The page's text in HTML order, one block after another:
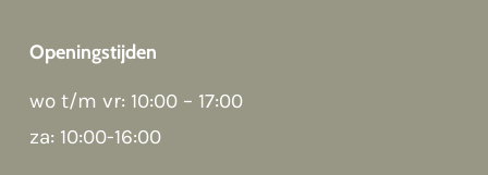
Openingstijden
wo t/m vr: 10:00 – 17:00
za: 10:00-16:00